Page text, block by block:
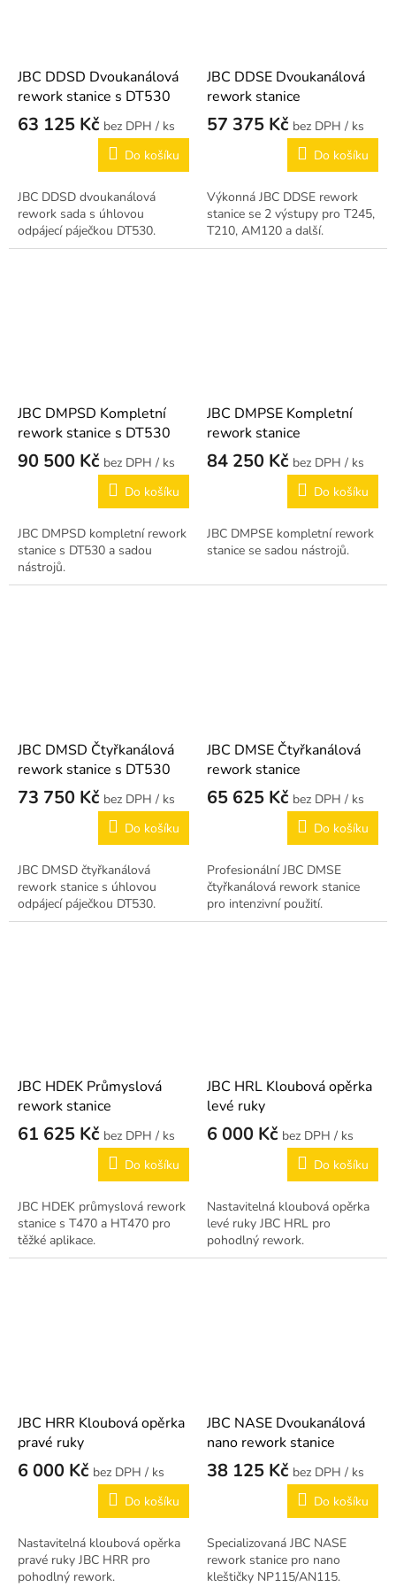
JBC DDSD Dvoukanálová
rework stanice s DT530
63 125 Kč
/ ks
Do košíku
JBC DDSD dvoukanálová
rework sada s úhlovou
odpájecí páječkou DT530.
JBC DDSE Dvoukanálová
rework stanice
57 375 Kč
/ ks
Do košíku
Výkonná JBC DDSE rework
stanice se 2 výstupy pro T245,
T210, AM120 a další.
JBC DMPSD Kompletní
rework stanice s DT530
90 500 Kč
/ ks
Do košíku
JBC DMPSD kompletní rework
stanice s DT530 a sadou
nástrojů.
JBC DMPSE Kompletní
rework stanice
84 250 Kč
/ ks
Do košíku
JBC DMPSE kompletní rework
stanice se sadou nástrojů.
JBC DMSD Čtyřkanálová
rework stanice s DT530
73 750 Kč
/ ks
Do košíku
JBC DMSD čtyřkanálová
rework stanice s úhlovou
odpájecí páječkou DT530.
JBC DMSE Čtyřkanálová
rework stanice
65 625 Kč
/ ks
Do košíku
Profesionální JBC DMSE
čtyřkanálová rework stanice
pro intenzivní použití.
JBC HDEK Průmyslová
rework stanice
61 625 Kč
/ ks
Do košíku
JBC HDEK průmyslová rework
stanice s T470 a HT470 pro
těžké aplikace.
JBC HRL Kloubová opěrka
levé ruky
6 000 Kč
/ ks
Do košíku
Nastavitelná kloubová opěrka
levé ruky JBC HRL pro
pohodlný rework.
JBC HRR Kloubová opěrka
pravé ruky
6 000 Kč
/ ks
Do košíku
Nastavitelná kloubová opěrka
pravé ruky JBC HRR pro
pohodlný rework.
JBC NASE Dvoukanálová
nano rework stanice
38 125 Kč
/ ks
Do košíku
Specializovaná JBC NASE
rework stanice pro nano
kleštičky NP115/AN115.